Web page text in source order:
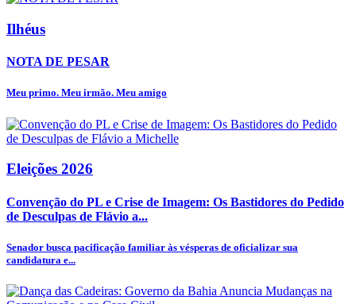
Ilhéus
NOTA DE PESAR
Meu primo. Meu irmão. Meu amigo
Eleições 2026
Convenção do PL e Crise de Imagem: Os Bastidores do Pedido
de Desculpas de Flávio a...
Senador busca pacificação familiar às vésperas de oficializar sua
candidatura e...